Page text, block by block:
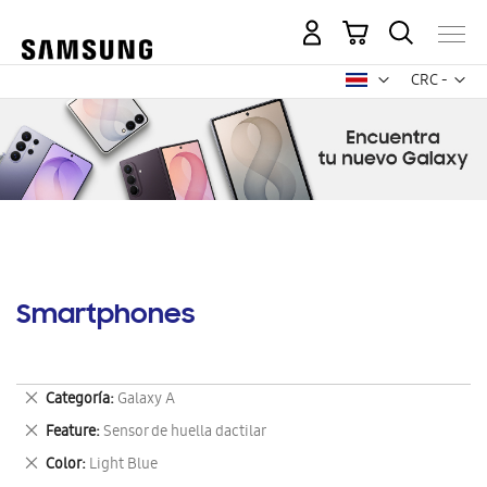
CRC -
colón
Mi carrito
Smartphones
Categoría Galaxy A
Eliminar
este
artículo
Feature Sensor de huella dactilar
Eliminar
este
artículo
Color Light Blue
Eliminar